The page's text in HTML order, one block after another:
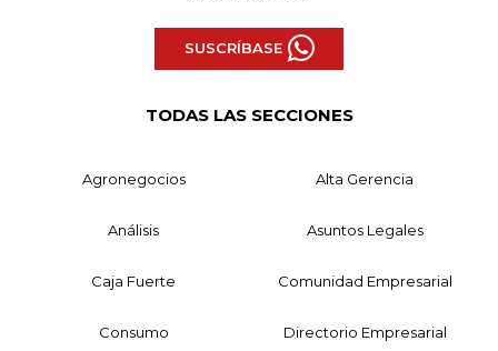
SUSCRÍBASE
TODAS LAS SECCIONES
Agronegocios Alta Gerencia
Análisis Asuntos Legales
Caja Fuerte Comunidad Empresarial
Consumo Directorio Empresarial